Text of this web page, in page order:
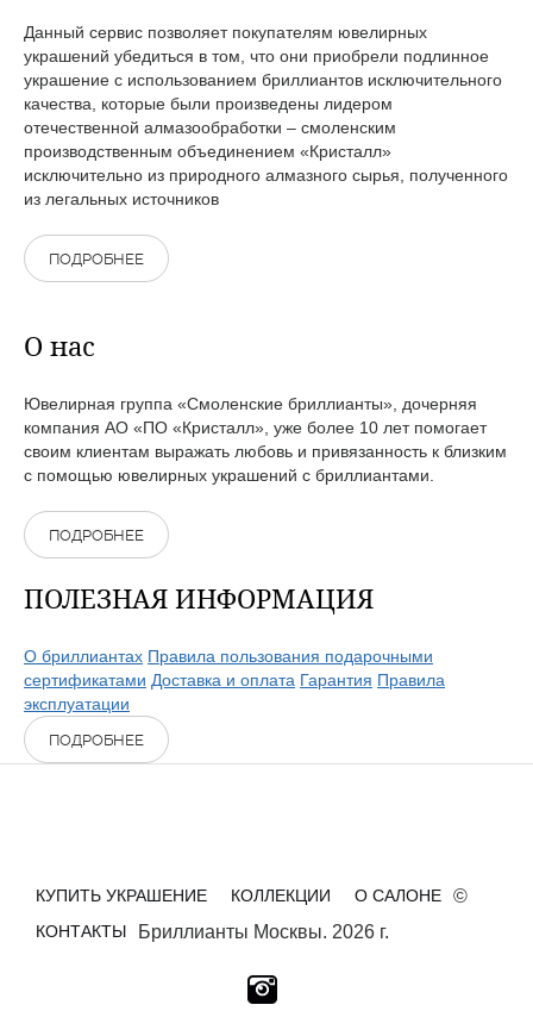
Данный сервис позволяет покупателям ювелирных
украшений убедиться в том, что они приобрели подлинное
украшение с использованием бриллиантов исключительного
качества, которые были произведены лидером
отечественной алмазообработки – смоленским
производственным объединением «Кристалл»
исключительно из природного алмазного сырья, полученного
из легальных источников
ПОДРОБНЕЕ
О нас
Ювелирная группа «Смоленские бриллианты», дочерняя
компания АО «ПО «Кристалл», уже более 10 лет помогает
своим клиентам выражать любовь и привязанность к близким
с помощью ювелирных украшений с бриллиантами.
ПОДРОБНЕЕ
ПОЛЕЗНАЯ ИНФОРМАЦИЯ
О бриллиантах Правила пользования подарочными
сертификатами Доставка и оплата Гарантия Правила
эксплуатации
ПОДРОБНЕЕ
КУПИТЬ УКРАШЕНИЕ КОЛЛЕКЦИИ
О САЛОНЕ
КОНТАКТЫ
©
Бриллианты Москвы. 2026 г.